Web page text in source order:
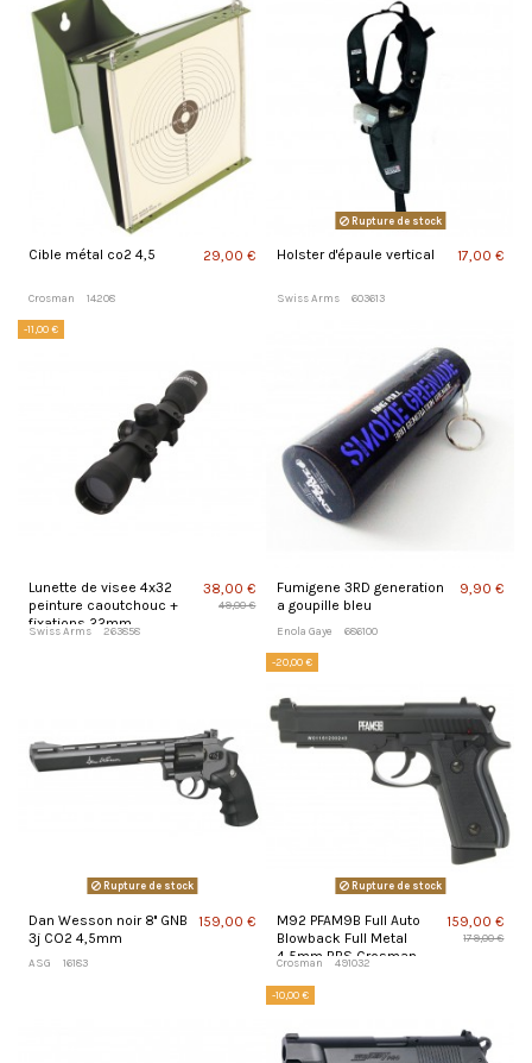
Cible métal co2 4,5
Crosman 14208
29,00 €
Rupture de stock
Holster d'épaule vertical
Swiss Arms 603613
17,00 €
-11,00 €
Lunette de visee 4x32
peinture caoutchouc +
fixations 22mm
Swiss Arms 263858
38,00 €
49,00 €
Fumigene 3RD generation
a goupille bleu
Enola Gaye 686100
9,90 €
Rupture de stock
Dan Wesson noir 8'' GNB
3j CO2 4,5mm
ASG 16183
159,00 €
-20,00 €
Rupture de stock
M92 PFAM9B Full Auto
Blowback Full Metal
4,5mm BBS Crosman
Crosman 491032
159,00 €
179,00 €
-10,00 €